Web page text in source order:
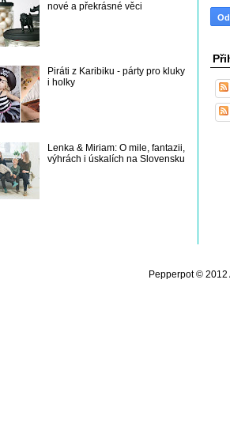
nové a překrásné věci
Piráti z Karibiku - párty pro kluky
i holky
Lenka & Miriam: O mile, fantazii,
výhrách i úskalích na Slovensku
Pepperpot ©